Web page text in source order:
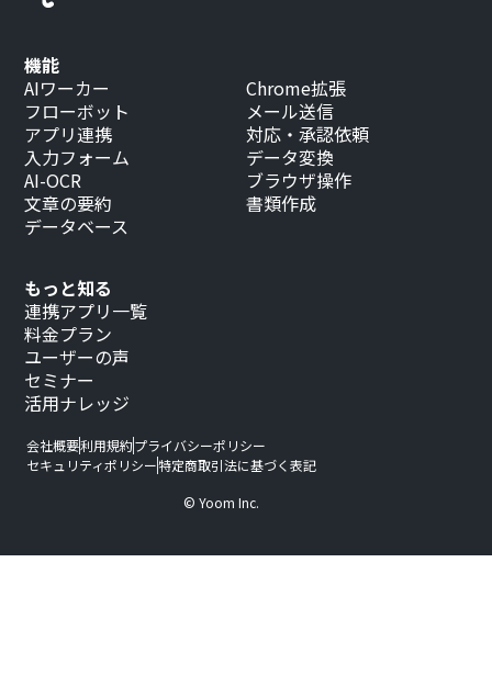
もっと知る
連携アプリ一覧
料金プラン
ユーザーの声
セミナー
活用ナレッジ
機能
AIワーカー
フローボット
アプリ連携
入力フォーム
AI-OCR
文章の要約
データベース
Chrome拡張
メール送信
対応・承認依頼
データ変換
ブラウザ操作
書類作成
会社概要利用規約プライバシーポリシー
セキュリティポリシー特定商取引法に基づく表記
© Yoom Inc.